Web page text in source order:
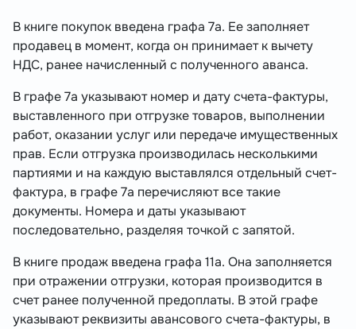
В книге покупок введена графа 7а. Ее заполняет
продавец в момент, когда он принимает к вычету
НДС, ранее начисленный с полученного аванса.
В графе 7а указывают номер и дату счета-фактуры,
выставленного при отгрузке товаров, выполнении
работ, оказании услуг или передаче имущественных
прав. Если отгрузка производилась несколькими
партиями и на каждую выставлялся отдельный счет-
фактура, в графе 7а перечисляют все такие
документы. Номера и даты указывают
последовательно, разделяя точкой с запятой.
В книге продаж введена графа 11а. Она заполняется
при отражении отгрузки, которая производится в
счет ранее полученной предоплаты. В этой графе
указывают реквизиты авансового счета-фактуры, в